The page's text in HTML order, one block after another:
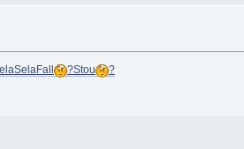
SelaFall ?Stou ?